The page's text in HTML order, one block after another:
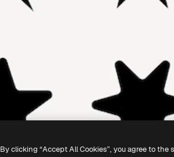
By clicking “Accept All Cookies”, you agree to